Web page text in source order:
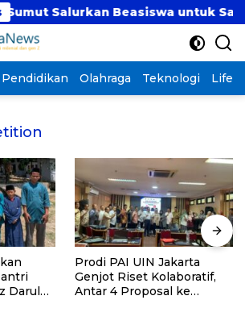
Salurkan Beasiswa untuk Santri
Pendidikan Olahraga Teknologi
Darul
Prodi PAI UIN Jakarta
Genjot Riset Kolaboratif,
Antar 4 Proposal ke